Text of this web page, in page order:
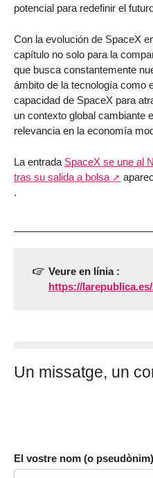
potencial para redefinir el
Con la evolución de SpaceX
capítulo no solo para la
que busca constantemente
ámbito de la tecnología como
capacidad de SpaceX para
un contexto global cambiante
relevancia en la economía
La entrada SpaceX se une al
tras su salida a bolsa
.
Veure en línia :
https://larepublica.es/
Un missatge, un
El vostre nom (o